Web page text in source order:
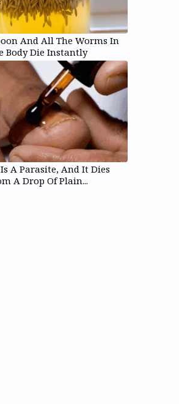
And All The Worms In
Body Die Instantly
A Parasite, And It Dies
A Drop Of Plain...